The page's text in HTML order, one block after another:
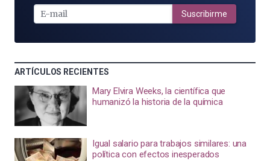
MAIL
Suscribirme
ARTÍCULOS RECIENTES
Mary Elvira Weeks, la científica que
humanizó la historia de la química
Igual salario para trabajos similares: una
política con efectos inesperados